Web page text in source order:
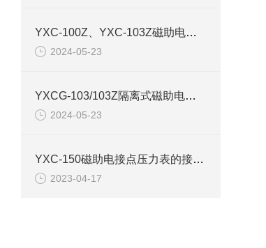
YXC-100Z、YXC-103Z磁助电接点压力表产品介绍
2024-05-23
YXCG-103/103Z隔离式磁助电接点压力表产品介绍
2024-05-23
YXC-150磁助电接点压力表的接线图和原理结构
2023-04-17